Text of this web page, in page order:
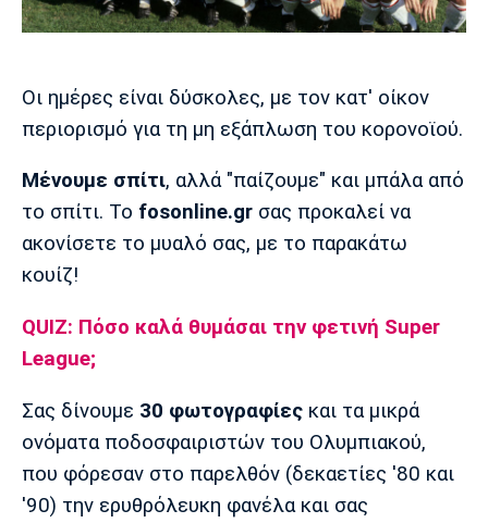
Cine Spot
Media
Παρασκήνιο
Ιωνικός Κηφισιά Πανσερραϊκός
Μπαρτσελόνα
Ρεάλ
Μαδρίτης
Ατλέτικο
Μαδρίτης
Λίβερπουλ
Μάντσεστερ
Σίτι
Οι ημέρες είναι δύσκολες, με τον κατ' οίκον
περιορισμό για τη μη εξάπλωση του κορονοϊού.
Μένουμε σπίτι, αλλά "παίζουμε" και μπάλα από
το σπίτι. Το fosonline.gr σας προκαλεί να
ακονίσετε το μυαλό σας, με το παρακάτω
κουίζ!
QUIZ: Πόσο καλά θυμάσαι την φετινή Super
League;
Σας δίνουμε 30 φωτογραφίες και τα μικρά
ονόματα ποδοσφαιριστών του Ολυμπιακού,
που φόρεσαν στο παρελθόν (δεκαετίες '80 και
'90) την ερυθρόλευκη φανέλα και σας